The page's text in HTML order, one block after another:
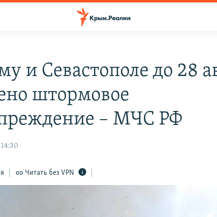
и Севастополе до 28
штормовое
– МЧС РФ
Читать без VPN